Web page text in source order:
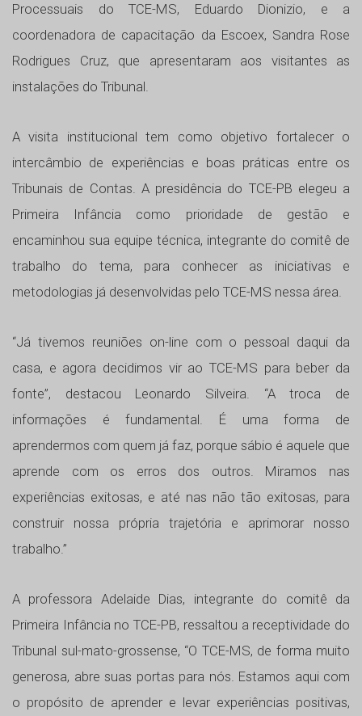
Processuais do TCE-MS, Eduardo Dionizio, e a
coordenadora de capacitação da Escoex, Sandra Rose
Rodrigues Cruz, que apresentaram aos visitantes as
instalações do Tribunal.
A visita institucional tem como objetivo fortalecer o
intercâmbio de experiências e boas práticas entre os
Tribunais de Contas. A presidência do TCE-PB elegeu a
Primeira Infância como prioridade de gestão e
encaminhou sua equipe técnica, integrante do comitê de
trabalho do tema, para conhecer as iniciativas e
metodologias já desenvolvidas pelo TCE-MS nessa área.
“Já tivemos reuniões on-line com o pessoal daqui da
casa, e agora decidimos vir ao TCE-MS para beber da
fonte”, destacou Leonardo Silveira. “A troca de
informações é fundamental. É uma forma de
aprendermos com quem já faz, porque sábio é aquele que
aprende com os erros dos outros. Miramos nas
experiências exitosas, e até nas não tão exitosas, para
construir nossa própria trajetória e aprimorar nosso
trabalho.”
A professora Adelaide Dias, integrante do comitê da
Primeira Infância no TCE-PB, ressaltou a receptividade do
Tribunal sul-mato-grossense, “O TCE-MS, de forma muito
generosa, abre suas portas para nós. Estamos aqui com
o propósito de aprender e levar experiências positivas,